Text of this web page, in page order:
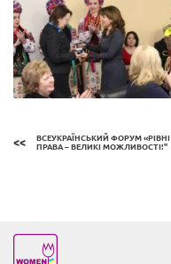
ВСЕУКРАЇНСЬКИЙ ФОРУМ «РІВНІ
ПРАВА – ВЕЛИКІ МОЖЛИВОСТІ!"